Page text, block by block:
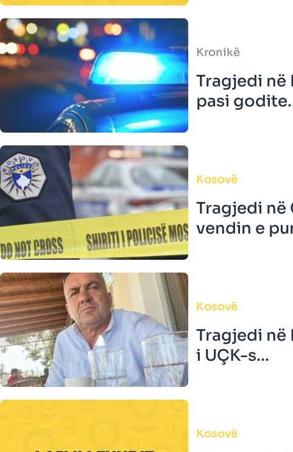
Kronikë
Tragjedi në
pasi
Kosovë
Tragjedi në
vendin e
Kosovë
Tragjedi në
i UÇK-s...
Kosovë